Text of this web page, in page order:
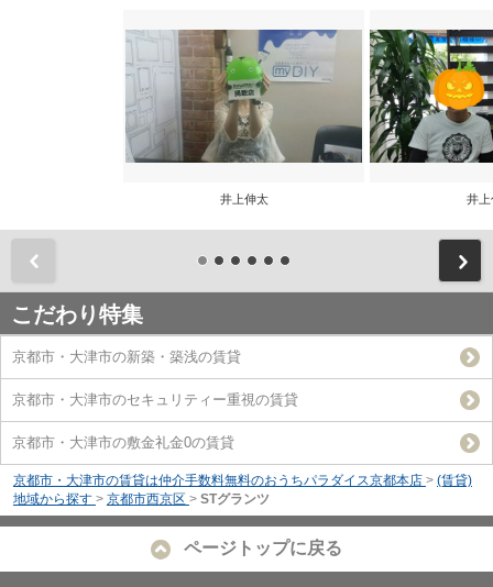
井上伸太 井上
こだわり特集
京都市・大津市の新築・築浅の賃貸
京都市・大津市のセキュリティー重視の賃貸
京都市・大津市の敷金礼金0の賃貸
京都市・大津市の賃貸は仲介手数料無料のおうちパラダイス京都本店 > (賃貸)
地域から探す > 京都市西京区 > STグランツ
ページトップに戻る